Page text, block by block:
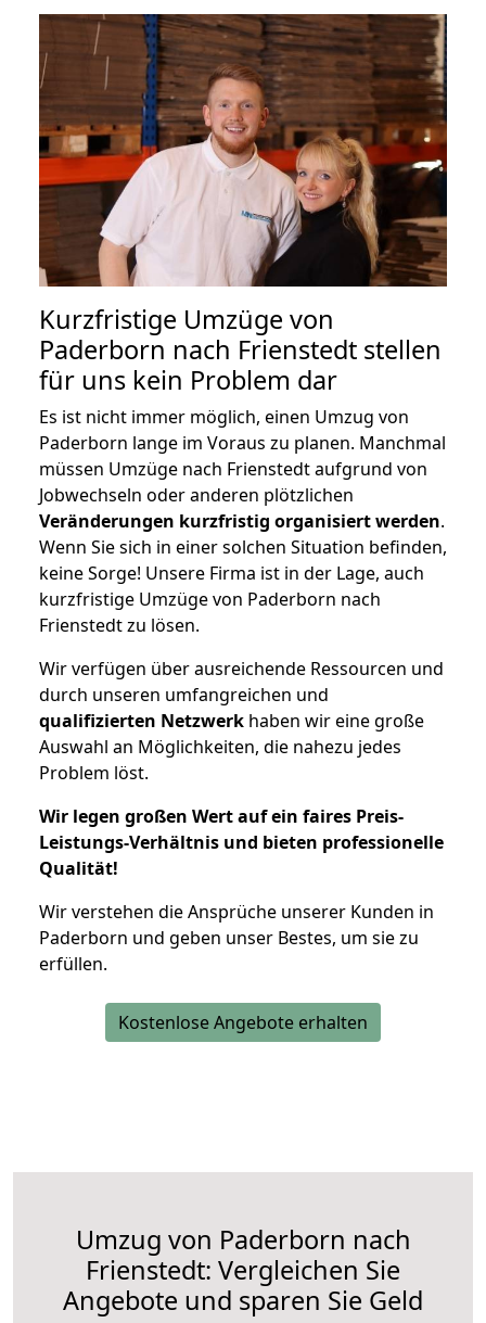
Kurzfristige Umzüge von
Paderborn nach Frienstedt stellen
für uns kein Problem dar
Es ist nicht immer möglich, einen Umzug von
Paderborn lange im Voraus zu planen. Manchmal
müssen Umzüge nach Frienstedt aufgrund von
Jobwechseln oder anderen plötzlichen
Veränderungen kurzfristig organisiert werden.
Wenn Sie sich in einer solchen Situation befinden,
keine Sorge! Unsere Firma ist in der Lage, auch
kurzfristige Umzüge von Paderborn nach
Frienstedt zu lösen.
Wir verfügen über ausreichende Ressourcen und
durch unseren umfangreichen und
qualifizierten Netzwerk haben wir eine große
Auswahl an Möglichkeiten, die nahezu jedes
Problem löst.
Wir legen großen Wert auf ein faires Preis-
Leistungs-Verhältnis und bieten professionelle
Qualität!
Wir verstehen die Ansprüche unserer Kunden in
Paderborn und geben unser Bestes, um sie zu
erfüllen.
Kostenlose Angebote erhalten
Umzug von Paderborn nach
Frienstedt: Vergleichen Sie
Angebote und sparen Sie Geld